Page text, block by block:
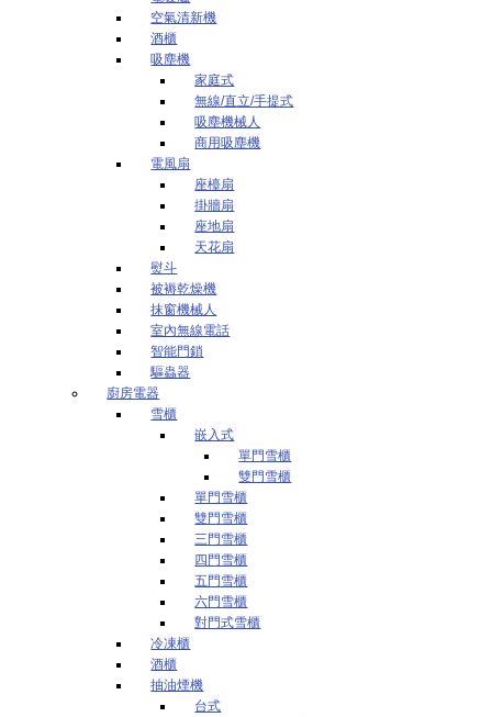
空氣清新機
酒櫃
吸塵機
家庭式
無線/直立/手提式
吸塵機械人
商用吸塵機
電風扇
座檯扇
掛牆扇
座地扇
天花扇
熨斗
被褥乾燥機
抹窗機械人
室內無線電話
智能門鎖
驅蟲器
廚房電器
雪櫃
嵌入式
單門雪櫃
雙門雪櫃
單門雪櫃
雙門雪櫃
三門雪櫃
四門雪櫃
五門雪櫃
六門雪櫃
對門式雪櫃
冷凍櫃
酒櫃
抽油煙機
台式